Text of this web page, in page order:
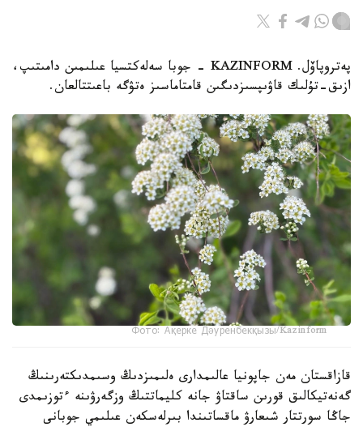
پەتروپاۆل. KAZINFORM - جوبا سەلەكتسيا عىلىمىن دامىتىپ،
ازىق-تۇلىك قاۋىپسىزدىگىن قامتاماسىز ەتۋگە باعىتتالعان.
Фото: Ақерке Дәуренбекқызы/Kazinform
قازاقستان مەن جاپونيا عالىمدارى ەلىمىزدىڭ وسىمدىكتەرىنىڭ
گەنەتيكالىق قورىن ساقتاۋ جانە كليماتتىڭ وزگەرۋىنە ءتوزىمدى
جاڭا سورتتار شىعارۋ ماقساتىندا بىرلەسكەن عىلىمي جوبانى